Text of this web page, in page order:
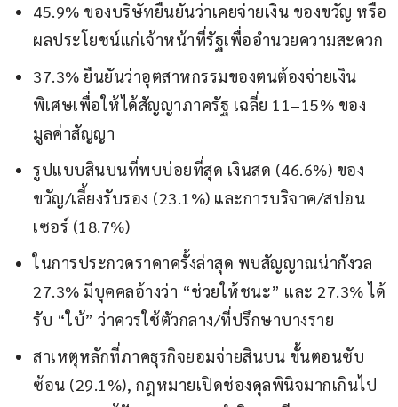
45.9% ของบริษัทยืนยันว่าเคยจ่ายเงิน ของขวัญ หรือ
ผลประโยชน์แก่เจ้าหน้าที่รัฐเพื่ออำนวยความสะดวก
37.3% ยืนยันว่าอุตสาหกรรมของตนต้องจ่ายเงิน
พิเศษเพื่อให้ได้สัญญาภาครัฐ เฉลี่ย 11–15% ของ
มูลค่าสัญญา
รูปแบบสินบนที่พบบ่อยที่สุด เงินสด (46.6%) ของ
ขวัญ/เลี้ยงรับรอง (23.1%) และการบริจาค/สปอน
เซอร์ (18.7%)
ในการประกวดราคาครั้งล่าสุด พบสัญญาณน่ากังวล
27.3% มีบุคคลอ้างว่า “ช่วยให้ชนะ” และ 27.3% ได้
รับ “ใบ้” ว่าควรใช้ตัวกลาง/ที่ปรึกษาบางราย
สาเหตุหลักที่ภาคธุรกิจยอมจ่ายสินบน ขั้นตอนซับ
ซ้อน (29.1%), กฎหมายเปิดช่องดุลพินิจมากเกินไป